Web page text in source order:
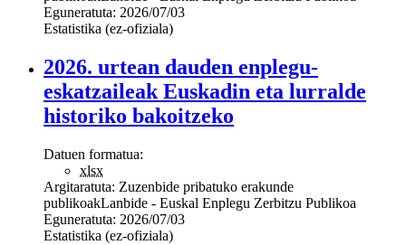
Eguneratuta: 2026/07/03
Estatistika (ez-ofiziala)
2026. urtean dauden enplegu-
eskatzaileak Euskadin eta lurralde
historiko bakoitzeko
Datuen formatua:
xlsx
Argitaratuta: Zuzenbide pribatuko erakunde
publikoakLanbide - Euskal Enplegu Zerbitzu Publikoa
Eguneratuta: 2026/07/03
Estatistika (ez-ofiziala)